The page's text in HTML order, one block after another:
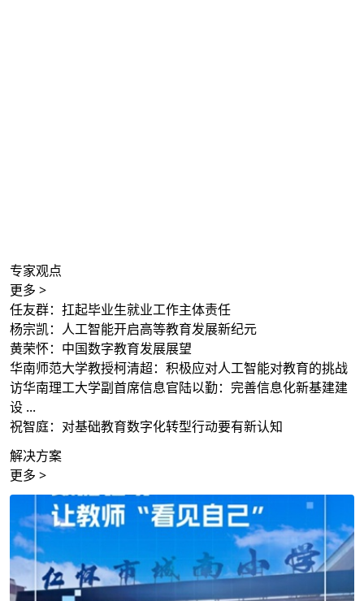
专家观点
更多 >
任友群：扛起毕业生就业工作主体责任
杨宗凯：人工智能开启高等教育发展新纪元
黄荣怀：中国数字教育发展展望
华南师范大学教授柯清超：积极应对人工智能对教育的挑战
访华南理工大学副首席信息官陆以勤：完善信息化新基建建
设 ...
祝智庭：对基础教育数字化转型行动要有新认知
解决方案
更多 >